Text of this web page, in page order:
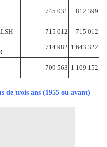
745 031 812 399
715 012 715 012
714 982 1 643 322
709 563 1 109 152
de trois ans (1955 ou avant)